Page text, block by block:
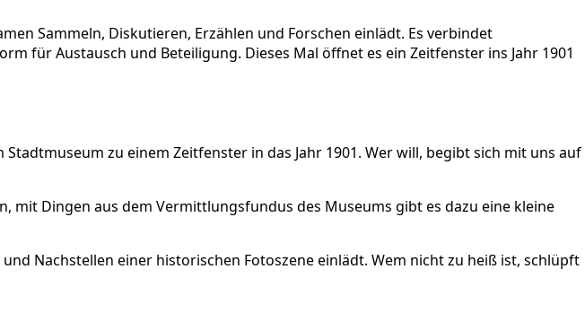
Sammeln, Diskutieren, Erzählen und Forschen einlädt. Es verbindet
für Austausch und Beteiligung. Dieses Mal öffnet es ein Zeitfenster ins Jahr 1901
zu einem Zeitfenster in das Jahr 1901. Wer will, begibt sich mit uns auf
mit Dingen aus dem Vermittlungsfundus des Museums gibt es dazu eine kleine
Nachstellen einer historischen Fotoszene einlädt. Wem nicht zu heiß ist, schlüpft